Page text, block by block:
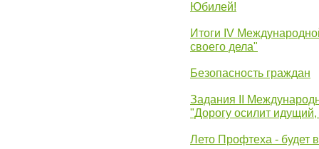
Юбилей!
Итоги IV
своего дела"
Безопасность граждан
Задания II
"Дорогу осилит
Лето Профтеха - будет